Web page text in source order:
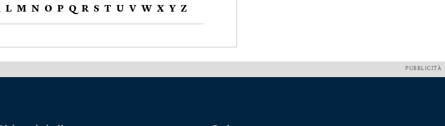
L M N O P Q R S T U V W X Y Z
PUBBLICITÀ